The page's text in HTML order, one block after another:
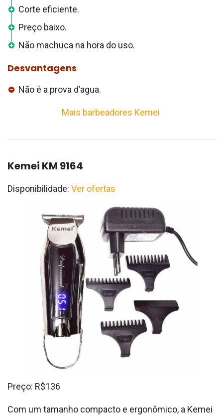
Corte eficiente.
Preço baixo.
Não machuca na hora do uso.
Desvantagens
Não é a prova d’agua.
Mais barbeadores Kemei
Kemei KM 9164
Disponibilidade: Ver ofertas
Preço: R$136
Com um tamanho compacto e ergonômico, a Kemei